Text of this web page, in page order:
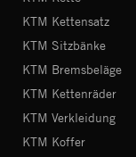
KTM Kettensatz
KTM Sitzbänke
KTM Bremsbeläge
KTM Kettenräder
KTM Verkleidung
KTM Koffer